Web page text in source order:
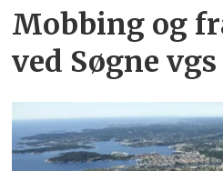
Mobbing og
ved Søgne vgs